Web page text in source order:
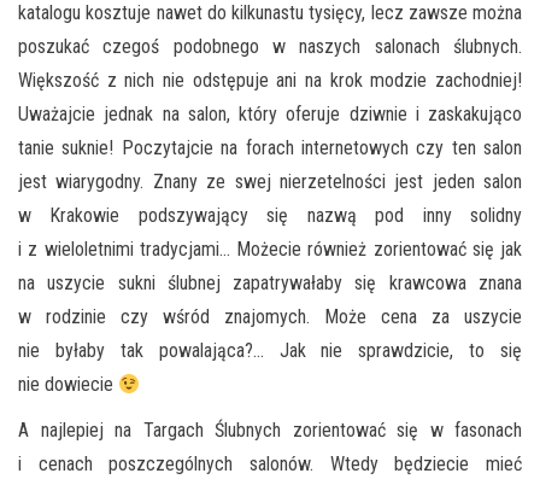
katalogu kosztuje nawet do kilkunastu tysięcy, lecz zawsze można
poszukać czegoś podobnego w naszych salonach ślubnych.
Większość z nich nie odstępuje ani na krok modzie zachodniej!
Uważajcie jednak na salon, który oferuje dziwnie i zaskakująco
tanie suknie! Poczytajcie na forach internetowych czy ten salon
jest wiarygodny. Znany ze swej nierzetelności jest jeden salon
w Krakowie podszywający się nazwą pod inny solidny
i z wieloletnimi tradycjami… Możecie również zorientować się jak
na uszycie sukni ślubnej zapatrywałaby się krawcowa znana
w rodzinie czy wśród znajomych. Może cena za uszycie
nie byłaby tak powalająca?… Jak nie sprawdzicie, to się
nie dowiecie
A najlepiej na Targach Ślubnych zorientować się w fasonach
i cenach poszczególnych salonów. Wtedy będziecie mieć